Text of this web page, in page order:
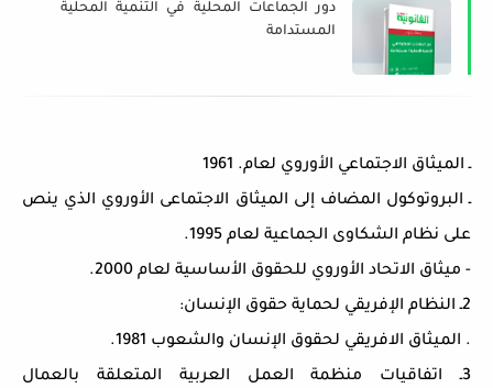
دور الجماعات المحلية في التنمية المحلية
المستدامة
ـ الميثاق الاجتماعي الأوروي لعام. 1961
ـ البروتوكول المضاف إلى الميثاق الاجتماعى الأوروي الذي ينص
على نظام الشكاوى الجماعية لعام 1995.
- ميثاق الاتحاد الأوروي للحقوق الأساسية لعام 2000.
2ـ النظام الإفريقي لحماية حقوق الإنسان:
. الميثاق الافريقي لحقوق الإنسان والشعوب 1981.
3ـ اتفاقيات منظمة العمل العربية المتعلقة بالعمال